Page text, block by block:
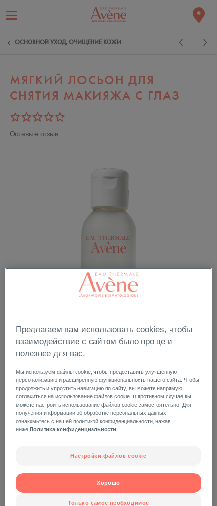
ОСНОВНОЙ УХОД, ОЧИЩЕНИЕ КОЖИ
МЯГКИЙ ЛОСЬОН ДЛЯ
СНЯТИЯ МАКИЯЖА С ГЛАЗ
Оставьте отзыв
Мягко удаляет макияж с глаз. Без отдушек. Без
парабенов.
Предлагаем вам использовать cookies, чтобы
взаимодействие с сайтом было проще и
полезнее для вас.
Мы используем файлы cookie, чтобы предоставить улучшенную
персонализацию и расширенную функциональность нашего сайта. Чтобы
продолжить и упростить навигацию по сайту, вы можете напрямую
согласиться на использование файлов cookie. В противном случае вы
можете настроить использование файлов cookie самостоятельно. Для
получения информации об обработке персональных данных
ознакомьтесь с нашей политикой конфиденциальности, нажав
ниже:Политика конфиденциальности
Настройки файлов cookie
Только самое необходимое
Хорошо